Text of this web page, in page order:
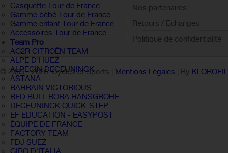
Casquette Tour de France
Gamme bébé Tour de France
Gamme enfant Tour de France
Accessoires Tour de France
Team Pro
AG2R CITROËN TEAM
ALPE D'HUEZ
ALPECIN DECEUNINCK
ASTANA
BAHRAIN VICTORIOUS
RED BULL BORA HANSGROHE
DECEUNINCK QUICK-STEP
EF EDUCATION - EASYPOST
ÉQUIPE DE FRANCE
FACTORY TEAM
FDJ SUEZ
Nos partenaires
Retours / Echanges
Politique de confidentialité
© 2005 -2026 Cycles et Sports | Mentions Légales | By